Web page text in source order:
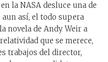
la NASA desluce una de
así, el todo supera
novela de Andy Weir a
que se merece,
trabajos del director,